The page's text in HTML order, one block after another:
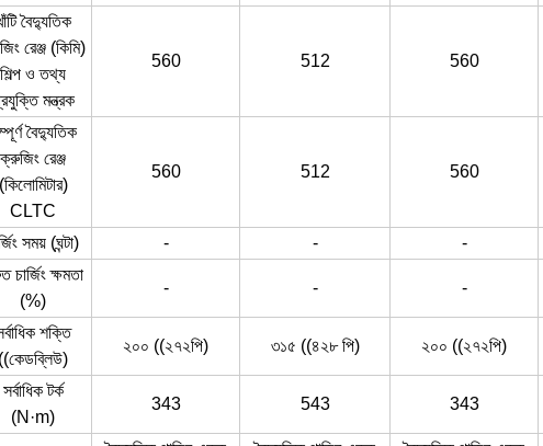
বৈদ্যুতিক
রেঞ্জ (কিমি)
শিল্প ও তথ্য
মন্ত্রক
560 512 560
বৈদ্যুতিক
ক্রুজিং রেঞ্জ
(কিলোমিটার)
CLTC
560 512 560
সময় (ঘন্টা) - - -
চার্জিং ক্ষমতা
(%)
- - -
শক্তি
((কেডব্লিউ)
২০০ ((২৭২পি) ৩১৫ ((৪২৮ পি) ২০০ ((২৭২পি)
সর্বাধিক টর্ক
(N·m)
343 543 343